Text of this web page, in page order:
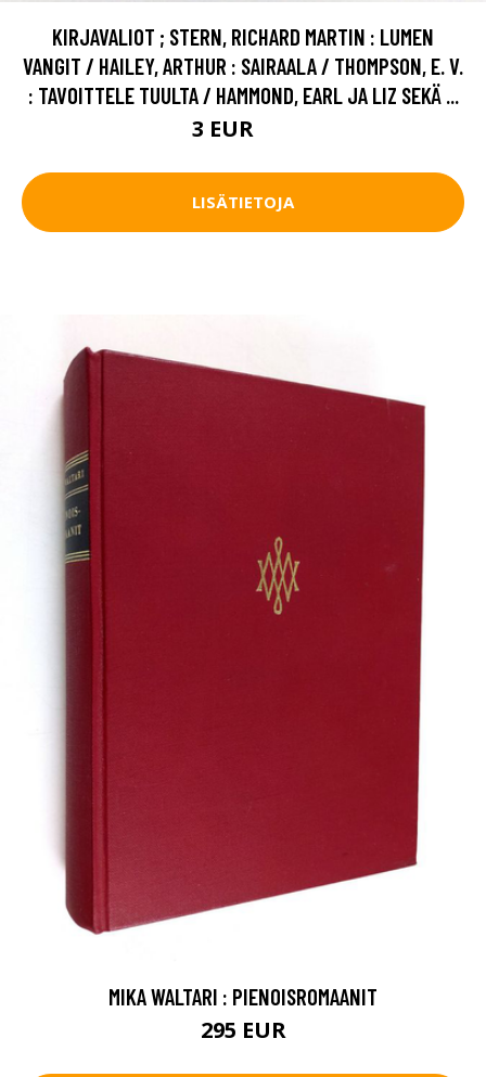
KIRJAVALIOT ; STERN, RICHARD MARTIN : LUMEN
VANGIT / HAILEY, ARTHUR : SAIRAALA / THOMPSON, E. V.
: TAVOITTELE TUULTA / HAMMOND, EARL JA LIZ SEKÄ ...
3 EUR
LISÄTIETOJA
MIKA WALTARI : PIENOISROMAANIT
295 EUR